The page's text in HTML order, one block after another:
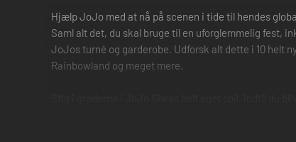
Hjælp JoJo med at nå på scenen i tide til hendes
Saml alt det, du skal bruge til en uforglemmelig fest,
JoJos turné og garderobe. Udforsk alt dette i 10 helt
Rainbowland og meget mere.